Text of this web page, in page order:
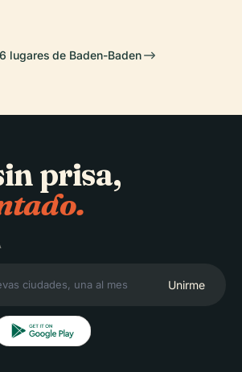
lugares de Baden-Baden
prisa,
Unirme